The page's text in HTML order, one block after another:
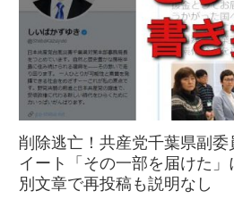
削除逃亡！共産党千葉県副委
イート「その一部を届けた
別文章で再投稿も説明なし